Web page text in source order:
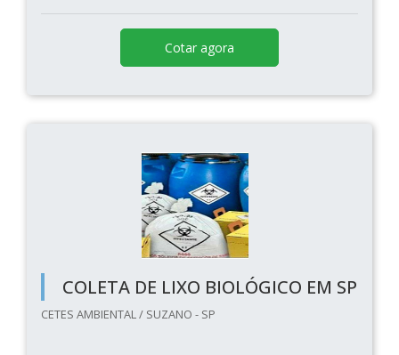
Cotar agora
COLETA DE LIXO BIOLÓGICO EM SP
CETES AMBIENTAL / SUZANO - SP